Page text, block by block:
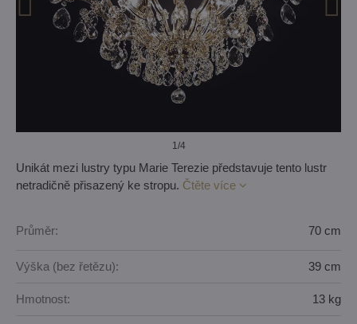
1 /4
Unikát mezi lustry typu Marie Terezie představuje tento lustr
netradičně přisazený ke stropu. Čtěte více
Průměr: 70 cm
Výška (bez řetězu): 39 cm
Hmotnost: 13 kg